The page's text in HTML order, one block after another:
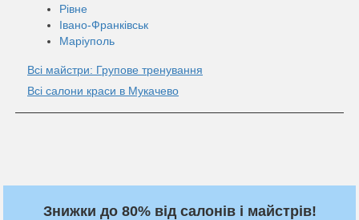
Рівне
Івано-Франківськ
Маріуполь
Всі майстри: Групове тренування
Всі салони краси в Мукачево
Знижки до 80% від салонів і майстрів!